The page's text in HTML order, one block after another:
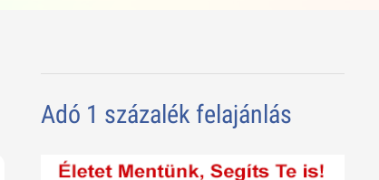
Adó 1 százalék felajánlás